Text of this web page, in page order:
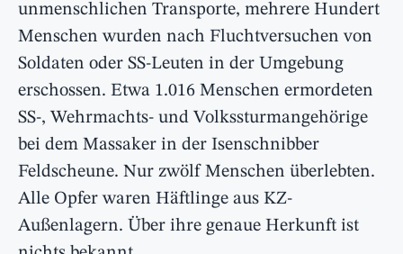
unmenschlichen Transporte, mehrere Hundert
Menschen wurden nach Fluchtversuchen von
Soldaten oder SS-Leuten in der Umgebung
erschossen. Etwa 1.016 Menschen ermordeten
SS-, Wehrmachts- und Volkssturmangehörige
bei dem Massaker in der Isenschnibber
Feldscheune. Nur zwölf Menschen überlebten.
Alle Opfer waren Häftlinge aus KZ-
Außenlagern. Über ihre genaue Herkunft ist